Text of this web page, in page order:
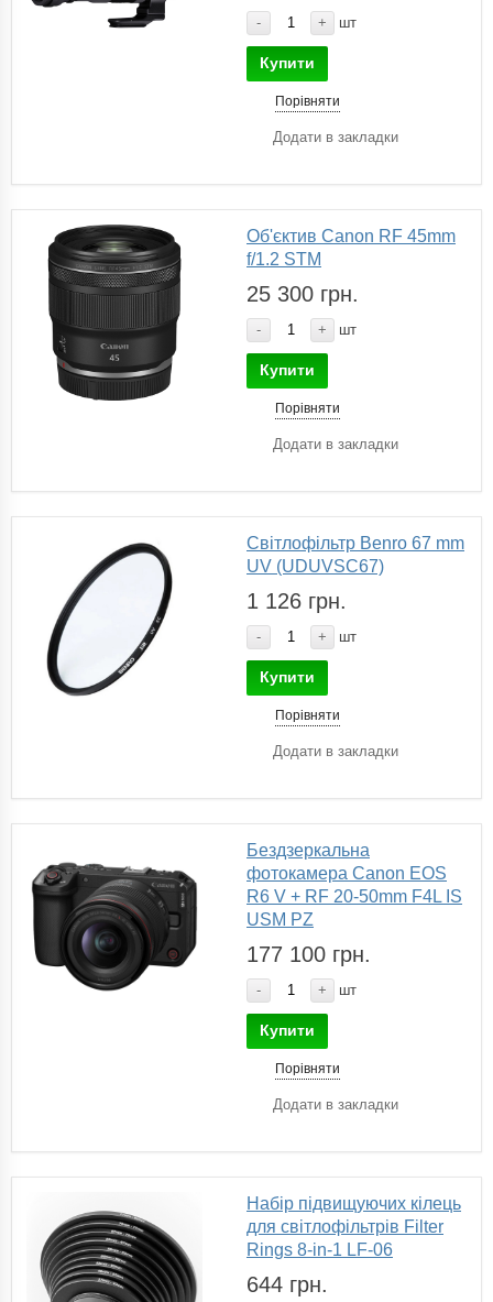
- + шт
Купити
Порівняти
Додати в закладки
Об'єктив Canon RF 45mm
f/1.2 STM
25 300 грн.
- + шт
Купити
Порівняти
Додати в закладки
Світлофільтр Benro 67 mm
UV (UDUVSC67)
1 126 грн.
- + шт
Купити
Порівняти
Додати в закладки
Бездзеркальна
фотокамера Canon EOS
R6 V + RF 20-50mm F4L IS
USM PZ
177 100 грн.
- + шт
Купити
Порівняти
Додати в закладки
Набір підвищуючих кілець
для світлофільтрів Filter
Rings 8-in-1 LF-06
644 грн.